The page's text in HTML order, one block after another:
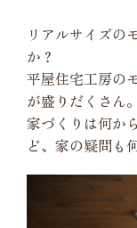
リアルサイズの
か？
平屋住宅工房の
が盛りだくさん。
家づくりは何か
ど、家の疑問も